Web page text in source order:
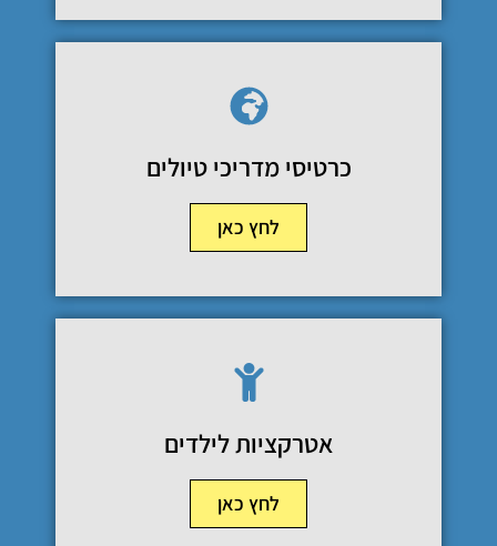
כרטיסי מדריכי טיולים
לחץ כאן
אטרקציות לילדים
לחץ כאן